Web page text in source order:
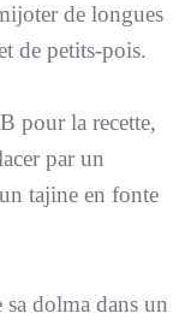
de longues
de petits-pois.
pour la recette,
par un
tajine en fonte
dolma dans un